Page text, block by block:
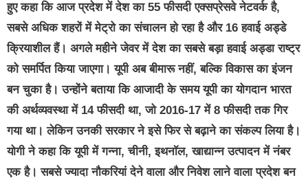
हुए कहा कि आज प्रदेश में देश का 55 फीसदी एक्सप्रेसवे नेटवर्क है,
सबसे अधिक शहरों में मेट्रो का संचालन हो रहा है और 16 हवाई अड्डे
क्रियाशील हैं। अगले महीने जेवर में देश का सबसे बड़ा हवाई अड्डा राष्ट्र
को समर्पित किया जाएगा। यूपी अब बीमारू नहीं, बल्कि विकास का इंजन
बन चुका है। उन्होंने बताया कि आजादी के समय यूपी का योगदान भारत
की अर्थव्यवस्था में 14 फीसदी था, जो 2016-17 में 8 फीसदी तक गिर
गया था। लेकिन उनकी सरकार ने इसे फिर से बढ़ाने का संकल्प लिया है।
योगी ने कहा कि यूपी में गन्ना, चीनी, इथनॉल, खाद्यान्न उत्पादन में नंबर
एक है। सबसे ज्यादा नौकरियां देने वाला और निवेश लाने वाला प्रदेश बन